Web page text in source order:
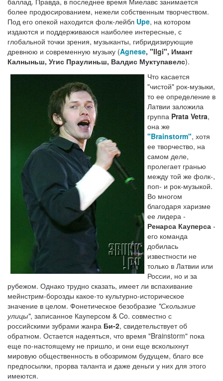
более продюсированием, нежели собственным творчеством.
Под его опекой находится фолк-лейбл Upe, на котором
издаются и поддерживаюся наиболее интересные, с
глобальной точки зрения, музыканты, гибридизирующие
древнюю и современную музыку (Agnese, "Ilgi", Имант
Калныньш, Угис Праулиньш, Валдис Муктупавелс).
Что касается
"чистой" рок-музыки,
то ее определение в
Латвии заложила
группа Prata Vetra,
она же
"Brainstorm", хотя
ее творчество, на
самом деле,
пролегает гранью
между той же фолк-,
поп- и рок-музыкой.
Во многом
благодаря харизме
ее лидера -
Ренарса Кауперса -
его команда
добилась
известности не
только в Латвии или
России, но и за
рубежом. Однако трудно сказать, имеет ли вспахивание
мейнстрим-борозды какое-то культурно-историческое
значение в целом. Фонетическое безобразие "Скользкие
улицы", записанное Кауперсом & Co. совместно с
российскими зубрами жанра Би-2, свидетельствует об
обратном. Остается надеяться, что время "Brainstorm" пока
еще по-настоящему не пришло, и они еще всколыхнут
мировую общественность в обозримом будущем, благо все
предпосылки, прорва таланта и даже деньги у них для этого
имеются.